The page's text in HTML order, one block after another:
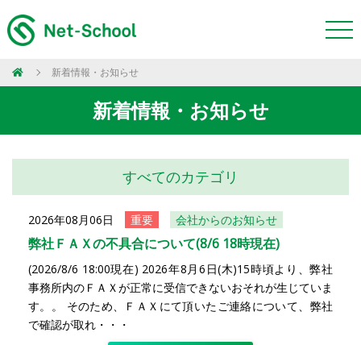
新着情報・お知らせ
新着情報・お知らせ
すべてのカテゴリ
2026年08月06日 重要 会社からのお知らせ
弊社ＦＡＸの不具合について(8/6 18時現在)
(2026/8/6 18:00現在) 2026年8月6日(木)15時頃より、弊社
事務所内のＦＡＸが正常に受信できないおそれが生じていま
す。。 そのため、ＦＡＸにて頂いたご連絡について、弊社
で確認が取れ・・・